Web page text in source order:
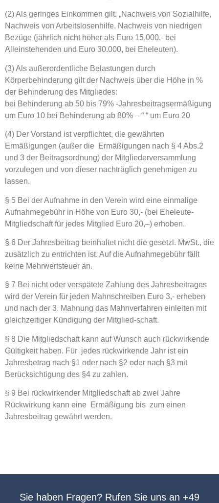
(2) Als geringes Einkommen gilt. „Nachweis von Sozialhilfe,
Nachweis von Arbeitslosenhilfe, Nachweis von niedrigen
Bezüge (jährlich nicht höher als Euro 15.000,- bei
Alleinstehenden und Euro 30.000, bei Eheleuten).
(3) Als außerordentliche Belastungen durch
Körperbehinderung gilt der Nachweis über die Höhe in %
der Behinderung des Mitgliedes:
bei Behinderung ab 50 bis 79% -Jahresbeitragsermäßigung
um Euro 10 bei Behinderung ab 80% – “ “ um Euro 20
(4) Der Vorstand ist verpflichtet, die gewährten
Ermäßigungen (außer die Ermäßigungen nach § 4 Abs.2
und 3 der Beitragsordnung) der Mitgliederversammlung
vorzulegen und von dieser nachträglich genehmigen zu
lassen.
§ 5 Bei der Aufnahme in den Verein wird eine einmalige
Aufnahmegebühr in Höhe von Euro 30,- (bei Eheleute-
Mitgliedschaft für jedes Mitglied Euro 20,–) erhoben.
§ 6 Der Jahresbeitrag beinhaltet nicht die gesetzl. MwSt., die
zusätzlich zu entrichten ist. Auf die Aufnahmegebühr fällt
keine Mehrwertsteuer an.
§ 7 Bei nicht oder verspätete Zahlung des Jahresbeitrages
wird der Verein für jeden Mahnschreiben Euro 3,- erheben
und nach der 3. Mahnung das Mahnverfahren einleiten mit
gleichzeitiger Kündigung der Mitglied-schaft.
§ 8 Die Mitgliedschaft kann auf Wunsch auch rückwirkende
Gültigkeit haben. Für jedes rückwirkende Jahr ist ein
Jahresbetrag nach §1 oder nach §2 oder nach §3 mit
Berücksichtigung des §4 zu zahlen.
§ 9 Bei rückwirkender Mitgliedschaft ab zwei Jahre
Rückwirkung kann eine Ermäßigung bis zum einen
Jahresbeitrag gewährt werden.
Sie haben Fragen? Rufen Sie uns an +49